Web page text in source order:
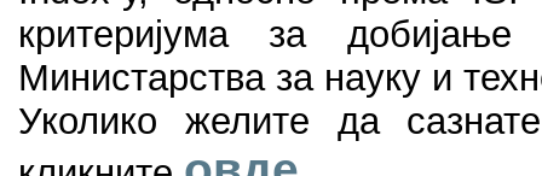
критеријума за
Министарства за науку и
Уколико желите да